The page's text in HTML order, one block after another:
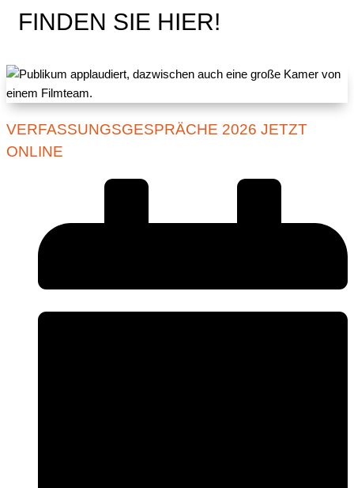
FINDEN SIE HIER!
VERFASSUNGSGESPRÄCHE 2026 JETZT
ONLINE